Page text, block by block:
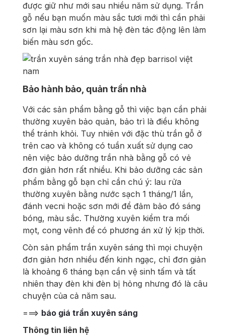
được giữ như mới sau nhiều năm sử dụng. Trần
gỗ nếu bạn muốn màu sắc tươi mới thì cần phải
sơn lại màu sơn khi mà hệ đèn tác động lên làm
biến màu sơn gốc.
Bảo hành bảo, quản trần nhà
Với các sản phẩm bằng gỗ thì việc bạn cần phải
thường xuyên bảo quản, bảo trì là điều không
thể tránh khỏi. Tuy nhiên với đặc thù trần gỗ ở
trên cao và không có tuần xuất sử dụng cao
nên việc bảo dưỡng trần nhà bằng gỗ có vẻ
đơn giản hơn rất nhiều. Khi bảo dưỡng các sản
phẩm bằng gỗ bạn chỉ cần chú ý: lau rửa
thường xuyên bằng nước sạch 1 tháng/1 lần,
đánh vecni hoặc sơn mới để đảm bảo đó sáng
bóng, màu sắc. Thường xuyên kiểm tra mối
mọt, cong vênh để có phương án xử lý kịp thời.
Còn sản phẩm trần xuyên sáng thì mọi chuyện
đơn giản hơn nhiều đến kinh ngạc, chỉ đơn giản
là khoảng 6 tháng bạn cần vệ sinh tấm và tất
nhiên thay đèn khi đèn bị hỏng nhưng đó là câu
chuyện của cả năm sau.
===> báo giá trần xuyên sáng
Thông tin liên hệ